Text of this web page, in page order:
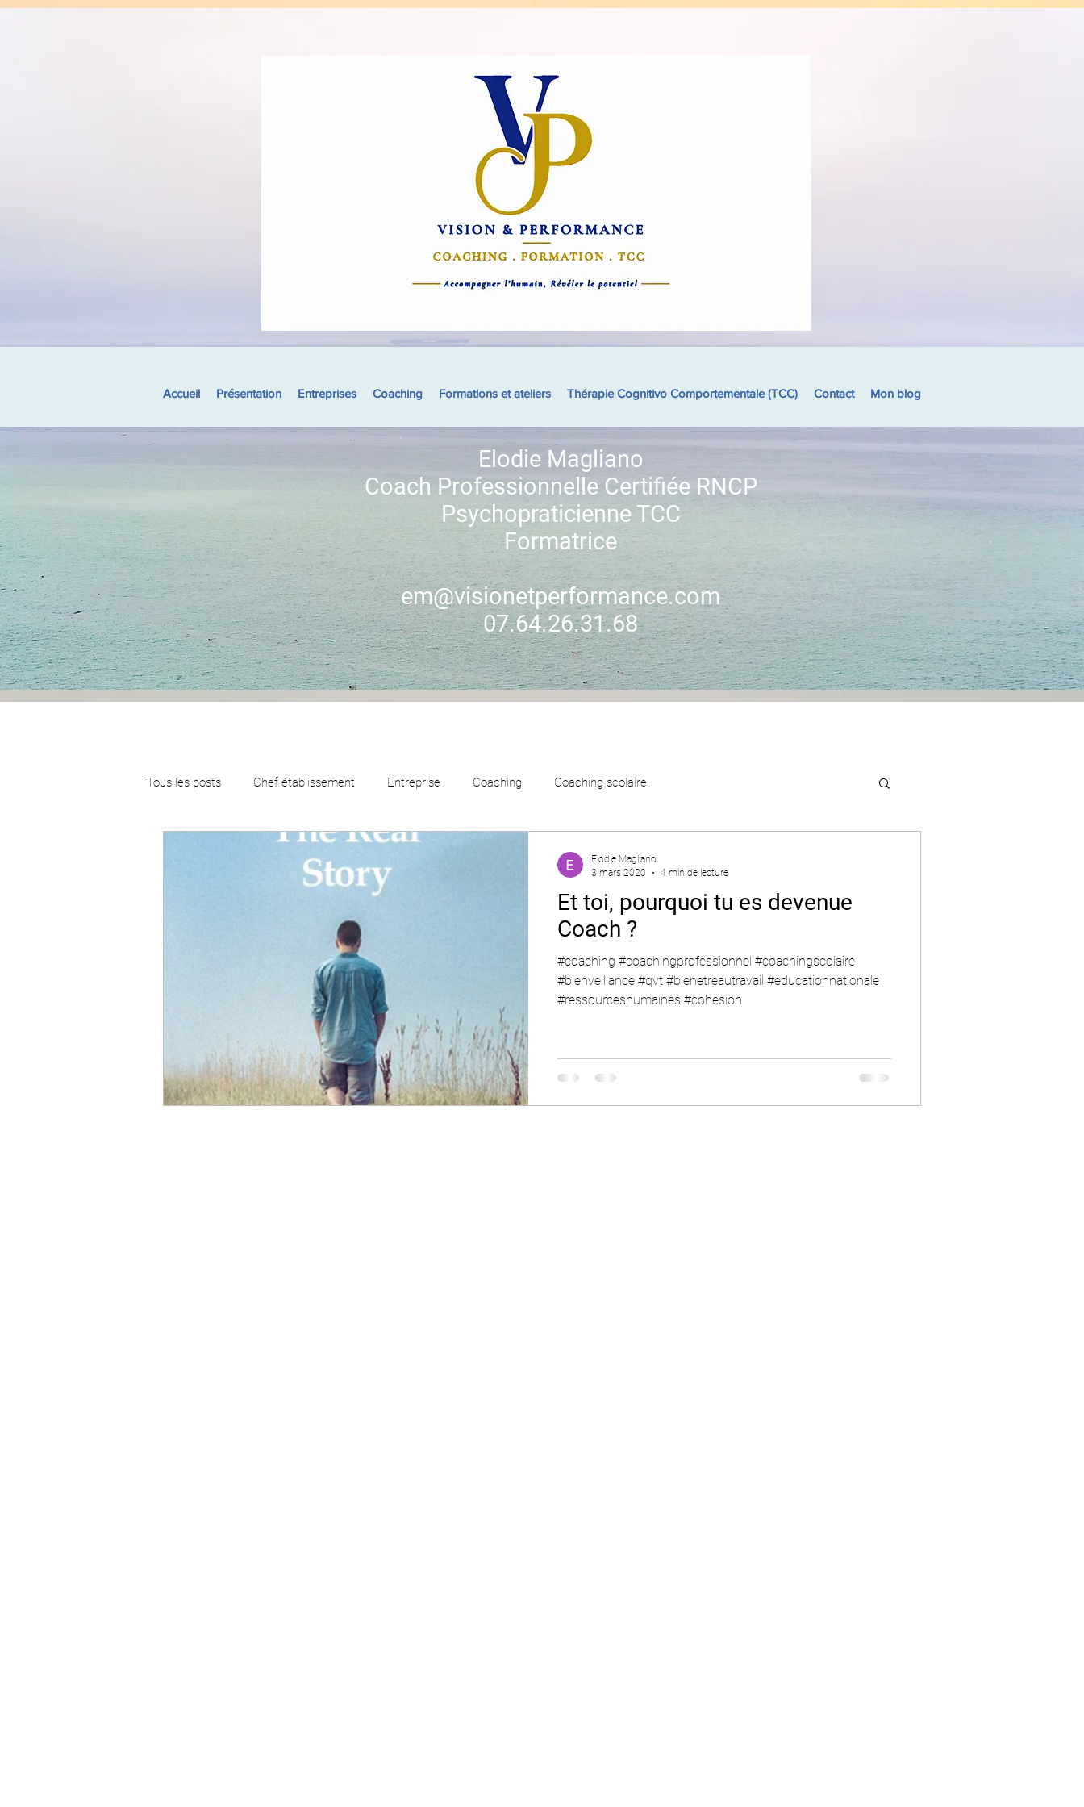
Elodie Magliano
Coach Professionnelle Certifiée RNCP
Psychopraticienne TCC
Formatrice
em@visionetperformance.com
07.64.26.31.68
Accueil Présentation Entreprises Coaching Formations et ateliers Thérapie Cognitivo Comportementale (TCC) Contact Mon blog
Tous les posts Chef établissement Entreprise Coaching Coaching scolaire
Et toi, pourquoi tu es devenue
Coach ?
#coaching #coachingprofessionnel #coachingscolaire
#bienveillance #qvt #bienetreautravail #educationnationale
#ressourceshumaines #cohesion
Elodie Magliano
3 mars 2020
4 min de lecture